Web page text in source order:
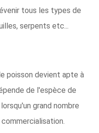
tous les types de
serpents etc...
poisson devient apte à
de l'espèce de
grand nombre